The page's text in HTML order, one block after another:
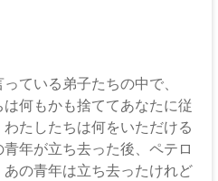
ている弟子たちの中で、
は何もかも捨ててあなたに従
たしたちは何をいただける
年が立ち去った後、ペテロ
の青年は立ち去ったけれど